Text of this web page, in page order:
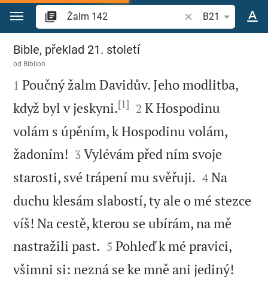
Přejít na obsah
Vyhledat biblický
B21
Žalm 142
Bible, překlad 21. století
od Biblion

1 Poučný žalm Davidův. Jeho modlitba,
když byl v jeskyni.[1] 

2 K Hospodinu
volám s úpěním, k Hospodinu volám,
žadoním! 

3 Vylévám před ním svoje
starosti, své trápení mu svěřuji. 

4 Na
duchu klesám slabostí, ty ale o mé stezce
víš! Na cestě, kterou se ubírám, na mě
nastražili past. 

5 Pohleď k mé pravici,
všimni si: nezná se ke mně ani jediný!